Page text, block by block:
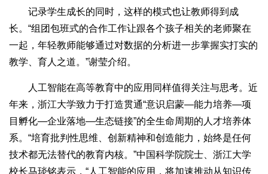
记录学生成长的同时，这样的模式也让教师得到成
长。“组团包班式的合作工作让跟各个孩子相关的老师聚在
一起，年轻教师能够通过对数据的分析进一步掌握实打实的
教学、育人之道。”谢莹介绍。
人工智能在高等教育中的应用同样值得关注与思考。近
年来，浙江大学致力于打造贯通“意识启蒙—能力培养—项
目孵化—企业落地—生态链接”的全生命周期的人才培养体
系。“培育批判性思维、创新精神和创造能力，始终是任何
技术都无法替代的教育内核。”中国科学院院士、浙江大学
校长马琰铭表示，“人工智能的应用，将加速推动从知识传